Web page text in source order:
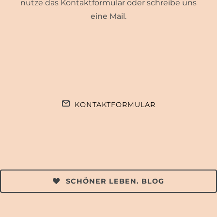
nutze das Kontaktformular oder schreibe uns
eine Mail.
KONTAKTFORMULAR
SCHÖNER LEBEN. BLOG